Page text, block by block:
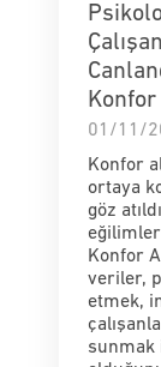
Konfor
01/11/
Konfor
ortaya
göz
Konfor
veriler,
etmek,
sunmak